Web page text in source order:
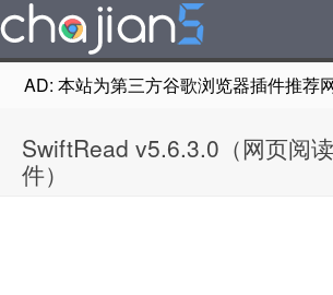
AD: 本站为第三方谷歌浏览器插件推荐
SwiftRead v5.6.3.0（网页阅
件）